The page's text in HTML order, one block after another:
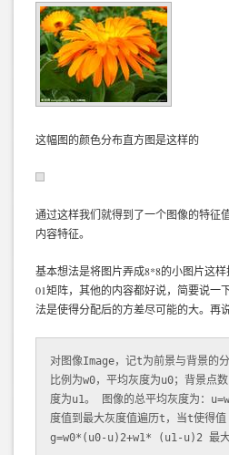
这幅图的颜色分布直方图是这样的
通过这样我们就得到了一个图像的特征
内容特征。
基本想法是将图片弄成8*8的小图片这
01矩阵，其他的内容都好说，简要说一
法是使得分配后的方差尽可能的大。再
对图像Image，记t为前景与背景的
比例为w0，平均灰度为u0；背景点
度为u1。 图像的总平均灰度为：
度值到最大灰度值遍历t，当t使得值